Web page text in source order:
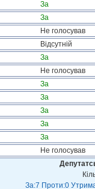
За
За
Не голосував
Відсутній
За
Не голосував
За
За
За
За
За
Не голосував
За:7 Проти:0